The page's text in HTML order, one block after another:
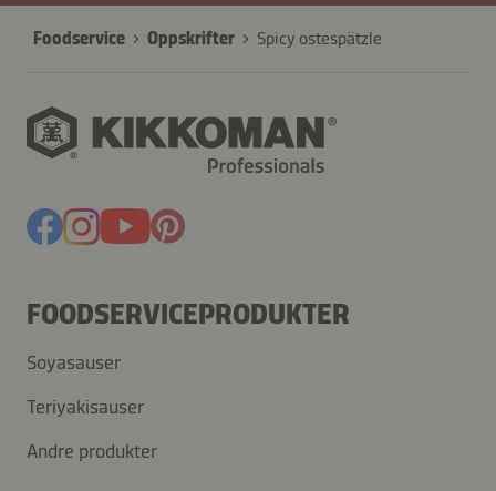
Foodservice Oppskrifter Spicy ostespätzle
FOODSERVICEPRODUKTER
Soyasauser
Teriyakisauser
Andre produkter